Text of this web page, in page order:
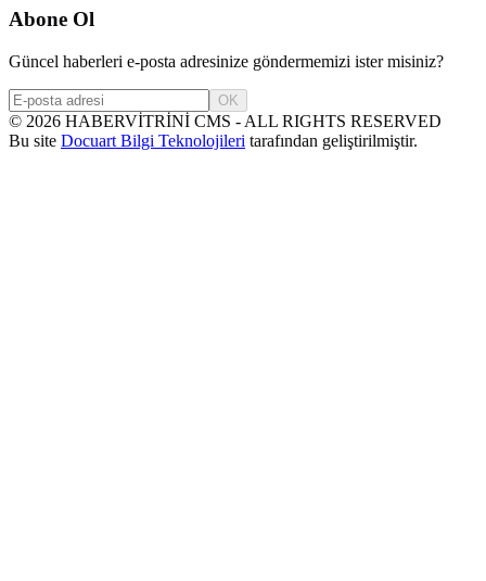
Abone Ol
Güncel haberleri e-posta adresinize göndermemizi ister misiniz?
OK
© 2026 HABERVİTRİNİ CMS - ALL RIGHTS RESERVED
Bu site Docuart Bilgi Teknolojileri tarafından geliştirilmiştir.